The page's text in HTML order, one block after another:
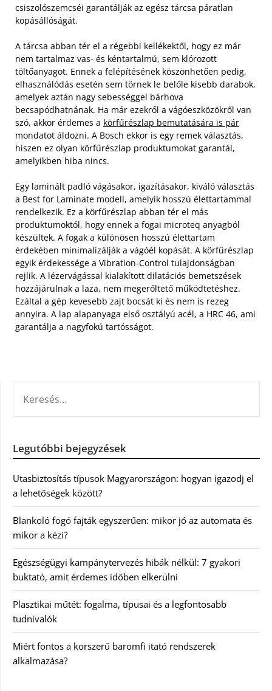
csiszolószemcséi garantálják az egész tárcsa páratlan
kopásállóságát.
A tárcsa abban tér el a régebbi kellékektől, hogy ez már
nem tartalmaz vas- és kéntartalmú, sem klórozott
töltőanyagot. Ennek a felépítésének köszönhetően pedig,
elhasználódás esetén sem törnek le belőle kisebb darabok,
amelyek aztán nagy sebességgel bárhova
becsapódhatnának. Ha már ezekről a vágóeszközökről van
szó, akkor érdemes a körfűrészlap bemutatására is pár
mondatot áldozni. A Bosch ekkor is egy remek választás,
hiszen ez olyan körfűrészlap produktumokat garantál,
amelyikben hiba nincs.
Egy laminált padló vágásakor, igazításakor, kiváló választás
a Best for Laminate modell, amelyik hosszú élettartammal
rendelkezik. Ez a körfűrészlap abban tér el más
produktumoktól, hogy ennek a fogai microteq anyagból
készültek. A fogak a különösen hosszú élettartam
érdekében minimalizálják a vágóél kopását. A körfűrészlap
egyik érdekessége a Vibration-Control tulajdonságban
rejlik. A lézervágással kialakított dilatációs bemetszések
hozzájárulnak a laza, nem megerőltető működtetéshez.
Ezáltal a gép kevesebb zajt bocsát ki és nem is rezeg
annyira. A lap alapanyaga első osztályú acél, a HRC 46, ami
garantálja a nagyfokú tartósságot.
Legutóbbi bejegyzések
Utasbiztosítás típusok Magyarországon: hogyan igazodj el
a lehetőségek között?
Blankoló fogó fajták egyszerűen: mikor jó az automata és
mikor a kézi?
Egészségügyi kampánytervezés hibák nélkül: 7 gyakori
buktató, amit érdemes időben elkerülni
Plasztikai műtét: fogalma, típusai és a legfontosabb
tudnivalók
Miért fontos a korszerű baromfi itató rendszerek
alkalmazása?